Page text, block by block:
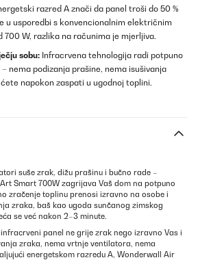
razred A znači da panel troši do 50 %
u usporedbi s konvencionalnim električnim
700 W, razlika na računima je mjerljiva.
sobu: Infracrvena tehnologija radi potpuno
nema podizanja prašine, nema isušivanja
napokon zaspati u ugodnoj toplini.
suše zrak, dižu prašinu i bučno rade –
Smart 700W zagrijava Vaš dom na potpuno
zračenje toplinu prenosi izravno na osobe i
zraka, baš kao ugoda sunčanog zimskog
se već nakon 2–3 minute.
panel ne grije zrak nego izravno Vas i
zraka, nema vrtnje ventilatora, nema
energetskom razredu A, Wonderwall Air